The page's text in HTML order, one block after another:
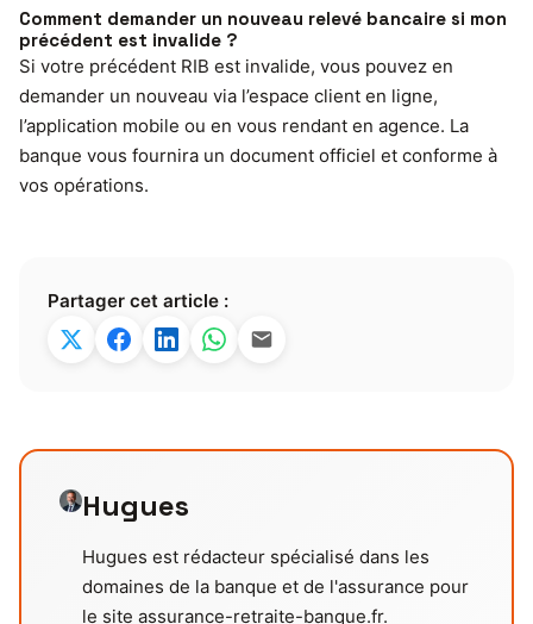
Comment demander un nouveau relevé bancaire si mon
précédent est invalide ?
Si votre précédent RIB est invalide, vous pouvez en
demander un nouveau via l’espace client en ligne,
l’application mobile ou en vous rendant en agence. La
banque vous fournira un document officiel et conforme à
vos opérations.
Partager cet article :
Hugues
Hugues est rédacteur spécialisé dans les
domaines de la banque et de l'assurance pour
le site assurance-retraite-banque.fr.